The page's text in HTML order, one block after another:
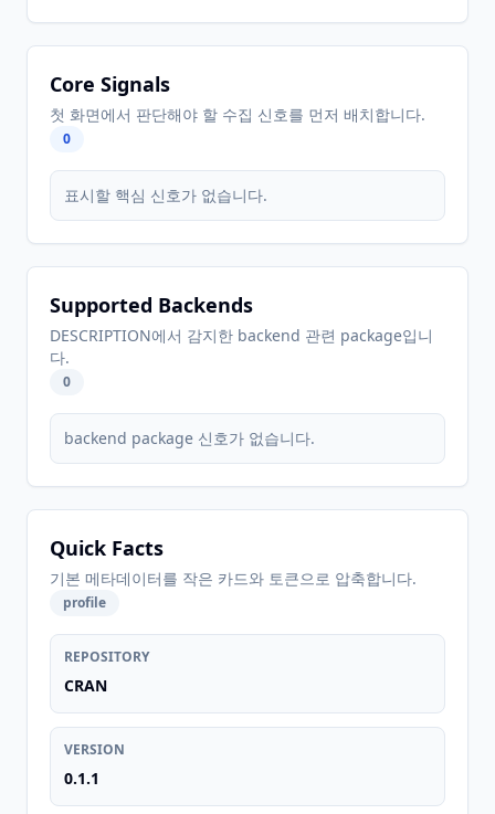
Core Signals
첫 화면에서 판단해야 할 수집 신호를 먼저 배치합니다.
0
표시할 핵심 신호가 없습니다.
Supported Backends
DESCRIPTION에서 감지한 backend 관련 package입니
다.
0
backend package 신호가 없습니다.
Quick Facts
기본 메타데이터를 작은 카드와 토큰으로 압축합니다.
profile
REPOSITORY
CRAN
VERSION
0.1.1